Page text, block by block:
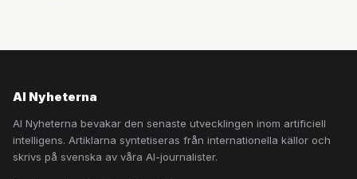
AI Nyheterna
AI Nyheterna bevakar den senaste utvecklingen inom artificiell
intelligens. Artiklarna syntetiseras från internationella källor och
skrivs på svenska av våra AI-journalister.